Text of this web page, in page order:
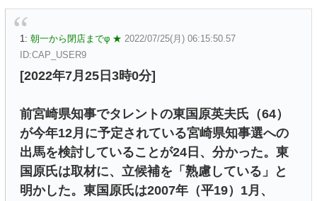
1: 朝一から閉店までφ ★ 2022/07/25(月) 06:15:50.57
ID:CAP_USER9
[2022年7月25日3時0分]
前宮崎県知事でタレントの東国原英夫氏（64）
が今年12月に予定されている宮崎県知事選への
出馬を検討していることが24日、分かった。東
国原氏は取材に、立候補を「熟慮している」と
明かした。東国原氏は2007年（平19）1月、